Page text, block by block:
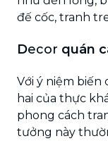
đế cốc, tranh
Decor quán
Với ý niệm
hai của thực
phong cách
tưởng này